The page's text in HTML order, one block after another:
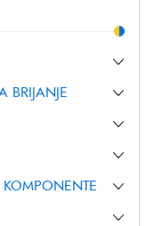
BRIJANJE
KOMPONENTE